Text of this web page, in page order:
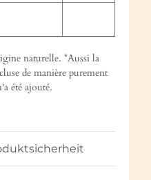
naturelle. *Aussi la
de manière purement
été ajouté.